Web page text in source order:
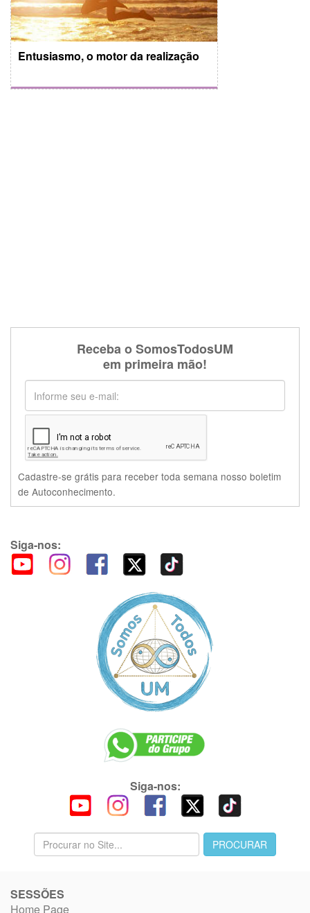
Entusiasmo, o motor da realização
Receba o SomosTodosUM
em primeira mão!
Cadastre-se grátis para receber toda semana nosso boletim
de Autoconhecimento.
Siga-nos:
Siga-nos:
SESSÕES
Home Page